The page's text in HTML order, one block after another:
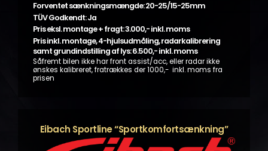
Forventet sænkningsmængde: 20-25/15-25mm
TÜV Godkendt: Ja
Pris eksl. montage + fragt: 3.000,- inkl. moms
Pris inkl. montage, 4-hjulsudmåling, radarkalibrering
samt grundindstilling af lys: 6.500,- inkl. moms
Såfremt bilen ikke har front assist/acc, eller radar ikke
ønskes kalibreret, fratrækkes der 1000,- inkl. moms fra
prisen
Eibach Sportline “Sportkomfortsænkning”